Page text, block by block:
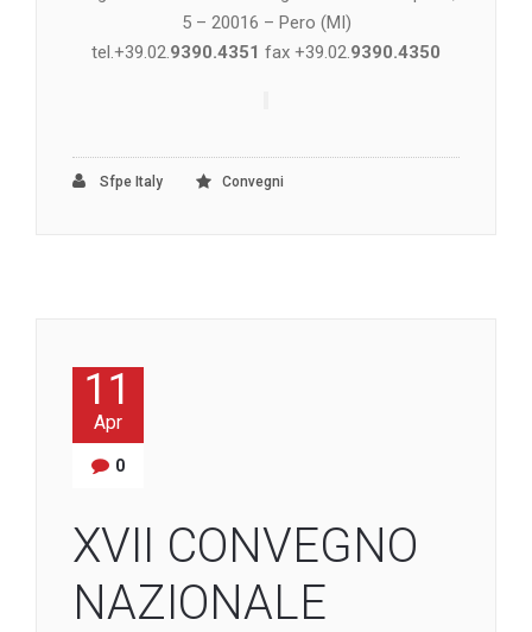
5 – 20016 – Pero (MI)
tel.+39.02.9390.4351 fax +39.02.9390.4350
Sfpe Italy Convegni
11
Apr
0
XVII CONVEGNO
NAZIONALE